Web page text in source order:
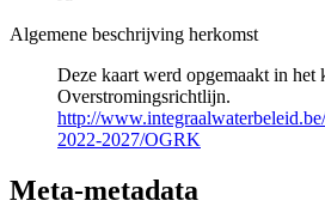
Algemene beschrijving herkomst
Deze kaart werd opgemaakt in het
Overstromingsrichtlijn.
http://
2022-2027/OGRK
Meta-metadata